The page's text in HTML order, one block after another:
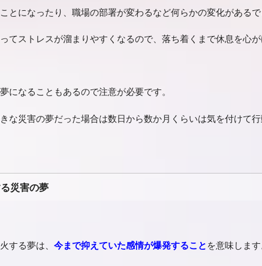
とになったり、職場の部署が変わるなど何らかの変化があるで
てストレスが溜まりやすくなるので、落ち着くまで休息を心が
になることもあるので注意が必要です。
な災害の夢だった場合は数日から数か月くらいは気を付けて行
災害の夢
する夢は、 今まで抑えていた感情が爆発すること を意味します